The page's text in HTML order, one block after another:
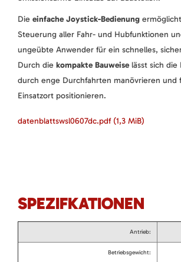
Die einfache Joystick-Bedienung
Steuerung aller Fahr- und Hubfunktionen
ungeübte Anwender für ein schnelles,
Durch die kompakte Bauweiselässt sich die
durch enge Durchfahrten manövrieren und
Einsatzort positionieren.
datenblattswsl0607dc.pdf (1,3 MiB)
SPEZIFKATIONEN
Antrieb:
Betriebsgewicht: